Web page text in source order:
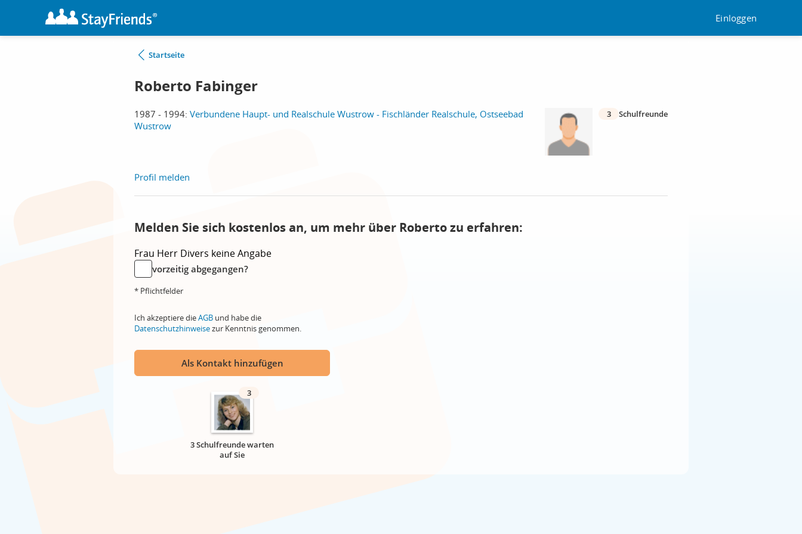
Einloggen
Startseite
Roberto Fabinger
1987 - 1994: Verbundene Haupt- und Realschule Wustrow - Fischländer Realschule, Ostseebad
Wustrow
3 Schulfreunde
Profil melden
Melden Sie sich kostenlos an, um mehr über Roberto zu erfahren:
Frau Herr Divers keine Angabe
vorzeitig abgegangen?
* Pflichtfelder
Ich akzeptiere dieAGB und habe die
Datenschutzhinweisezur Kenntnis genommen.
Als Kontakt hinzufügen
3
3 Schulfreunde warten
auf Sie